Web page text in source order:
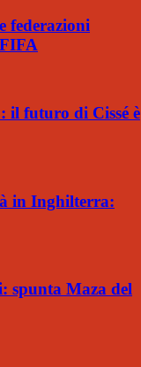
federazioni
il futuro di Cissé è
in Inghilterra:
spunta Maza del